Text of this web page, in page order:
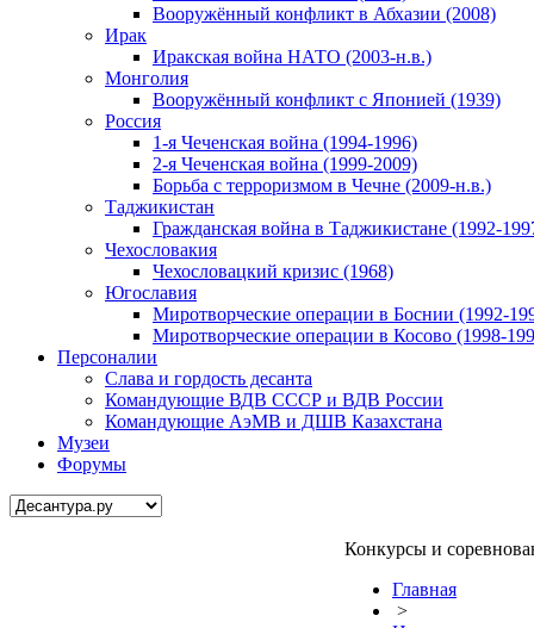
Вооружённый конфликт в Абхазии (2008)
Ирак
Иракская война НАТО (2003-н.в.)
Монголия
Вооружённый конфликт с Японией (1939)
Россия
1-я Чеченская война (1994-1996)
2-я Чеченская война (1999-2009)
Борьба с терроризмом в Чечне (2009-н.в.)
Таджикистан
Гражданская война в Таджикистане (1992-
Чехословакия
Чехословацкий кризис (1968)
Югославия
Миротворческие операции в Боснии (1992-
Миротворческие операции в Косово (1998-
Персоналии
Слава и гордость десанта
Командующие ВДВ СССР и ВДВ России
Командующие АэМВ и ДШВ Казахстана
Музеи
Форумы
Конкурсы и
Главная
>